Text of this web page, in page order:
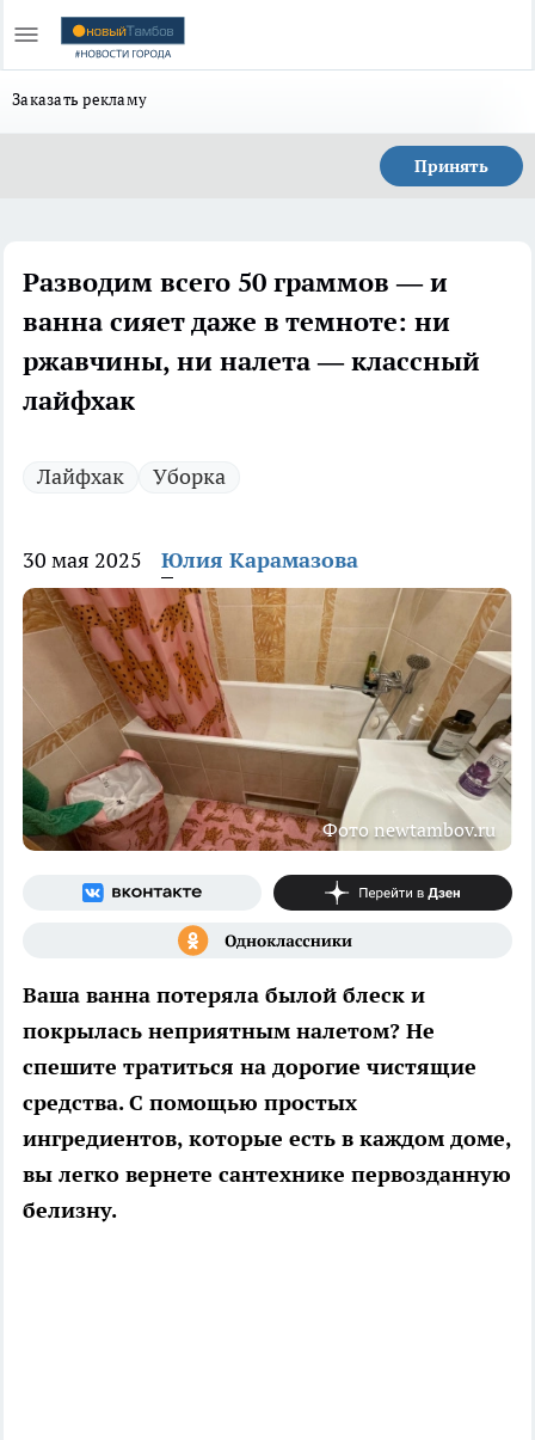
Заказать рекламу
Принять
Разводим всего 50 граммов — и
ванна сияет даже в темноте: ни
ржавчины, ни налета — классный
лайфхак
Лайфхак Уборка
30 мая 2025 Юлия Карамазова
Фото newtambov.ru
Ваша ванна потеряла былой блеск и
покрылась неприятным налетом? Не
спешите тратиться на дорогие чистящие
средства. С помощью простых
ингредиентов, которые есть в каждом доме,
вы легко вернете сантехнике первозданную
белизну.